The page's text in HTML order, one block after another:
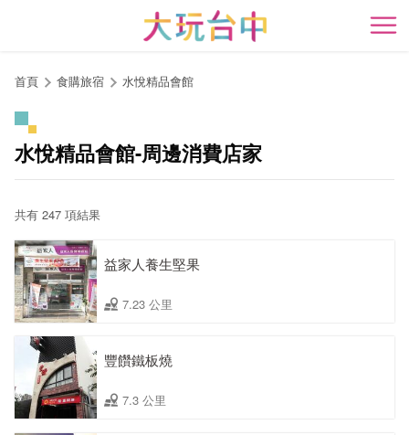
開
首頁 食購旅宿 水悅精品會館
水悅精品會館-周邊消費店家
共有 247 項結果
益家人養生堅果
7.23 公里
豐饡鐵板燒
7.3 公里